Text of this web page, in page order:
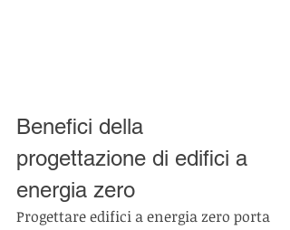
Benefici della
progettazione di edifici a
energia zero
Progettare edifici a energia zero porta